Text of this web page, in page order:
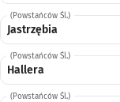
(Powstańców Śl.)
Jastrzębia
(Powstańców Śl.)
Hallera
(Powstańców Śl.)